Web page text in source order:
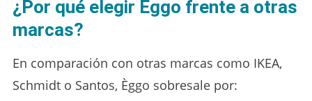
¿Por qué elegir Èggo frente a otras
marcas?
En comparación con otras marcas como IKEA,
Schmidt o Santos, Èggo sobresale por: